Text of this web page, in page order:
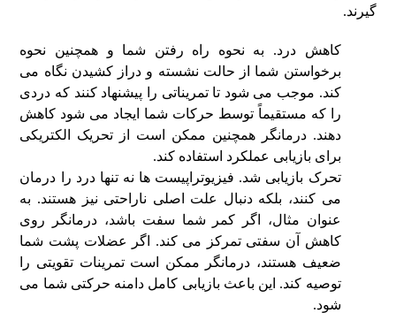
گیرند.
کاهش درد. به نحوه راه رفتن شما و همچنین نحوه
برخواستن شما از حالت نشسته و دراز کشیدن نگاه می
کند. موجب می شود تا تمریناتی را پیشنهاد کنند که دردی
را که مستقیماً توسط حرکات شما ایجاد می شود کاهش
دهند. درمانگر همچنین ممکن است از تحریک الکتریکی
برای بازیابی عملکرد استفاده کند.
تحرک بازیابی شد. فیزیوتراپیست ها نه تنها درد را درمان
می کنند، بلکه دنبال علت اصلی ناراحتی نیز هستند. به
عنوان مثال، اگر کمر شما سفت باشد، درمانگر روی
کاهش آن سفتی تمرکز می کند. اگر عضلات پشت شما
ضعیف هستند، درمانگر ممکن است تمرینات تقویتی را
توصیه کند. این باعث بازیابی کامل دامنه حرکتی شما می
شود.